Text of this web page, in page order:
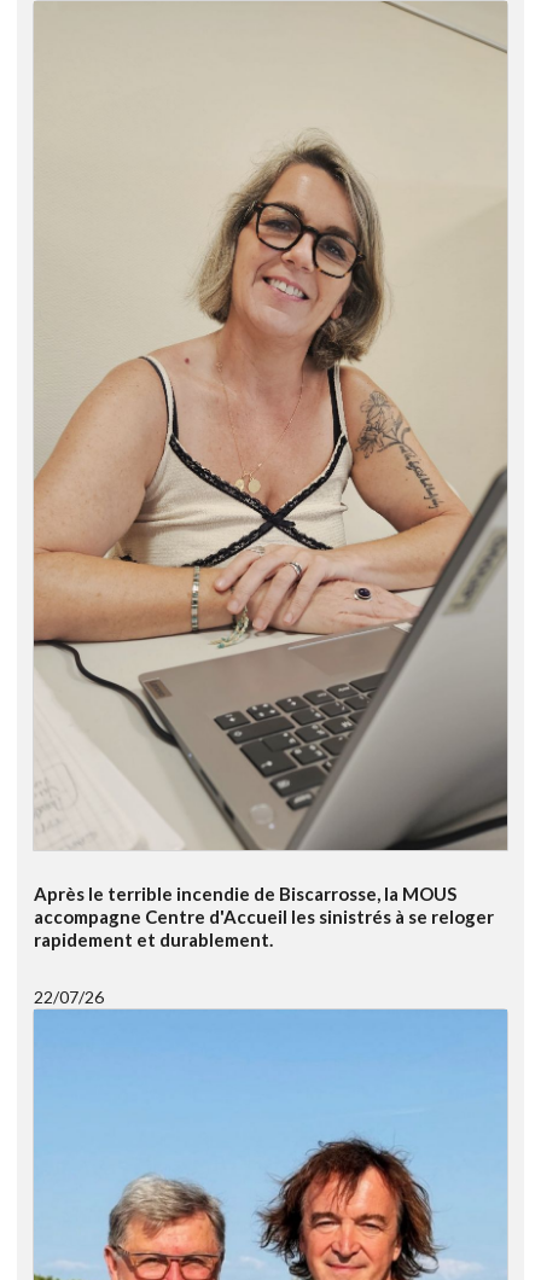
Après le terrible incendie de Biscarrosse, la MOUS
accompagne Centre d'Accueil les sinistrés à se reloger
rapidement et durablement.
22/07/26